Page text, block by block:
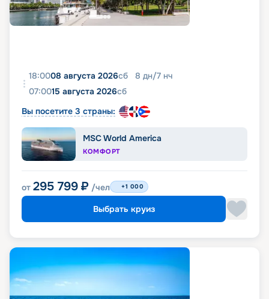
18:0008 августа 2026сб 8 дн/7 нч
07:0015 августа 2026сб
Вы посетите 3 страны:
MSC World America
КОМФОРТ
от 295 799 ₽ /чел +1 000
Выбрать круиз